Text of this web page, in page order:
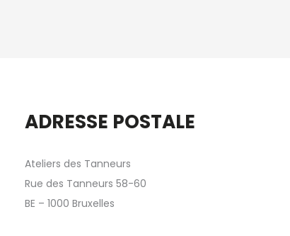
ADRESSE POSTALE
Ateliers des Tanneurs
Rue des Tanneurs 58-60
BE – 1000 Bruxelles